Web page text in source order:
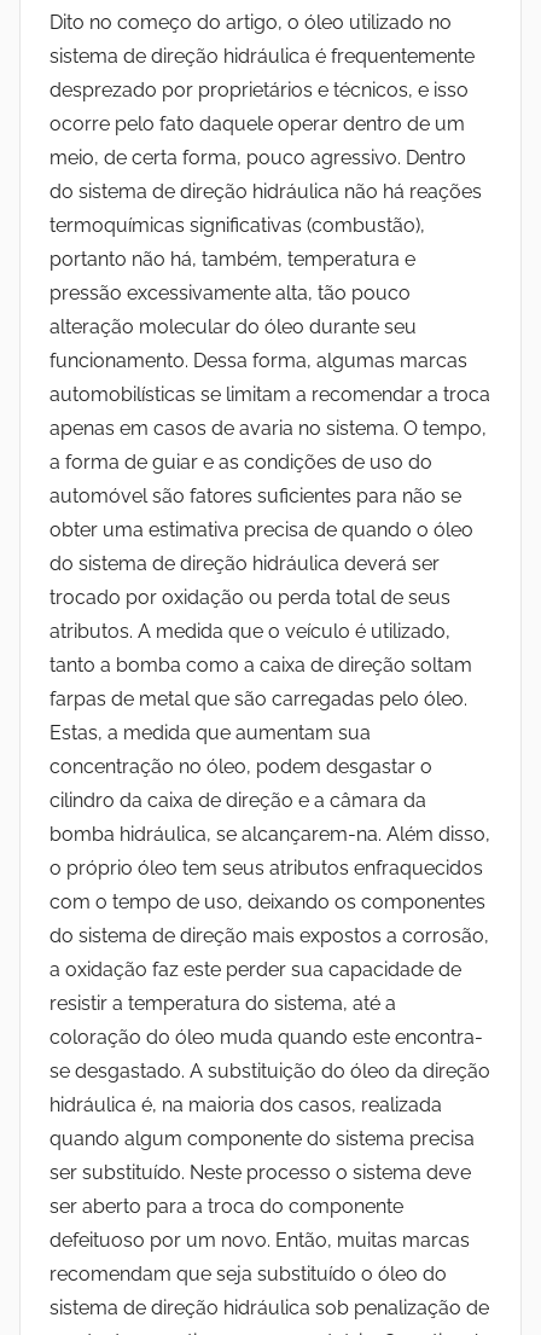
Dito no começo do artigo, o óleo utilizado no
sistema de direção hidráulica é frequentemente
desprezado por proprietários e técnicos, e isso
ocorre pelo fato daquele operar dentro de um
meio, de certa forma, pouco agressivo. Dentro
do sistema de direção hidráulica não há reações
termoquímicas significativas (combustão),
portanto não há, também, temperatura e
pressão excessivamente alta, tão pouco
alteração molecular do óleo durante seu
funcionamento. Dessa forma, algumas marcas
automobilísticas se limitam a recomendar a troca
apenas em casos de avaria no sistema. O tempo,
a forma de guiar e as condições de uso do
automóvel são fatores suficientes para não se
obter uma estimativa precisa de quando o óleo
do sistema de direção hidráulica deverá ser
trocado por oxidação ou perda total de seus
atributos. A medida que o veículo é utilizado,
tanto a bomba como a caixa de direção soltam
farpas de metal que são carregadas pelo óleo.
Estas, a medida que aumentam sua
concentração no óleo, podem desgastar o
cilindro da caixa de direção e a câmara da
bomba hidráulica, se alcançarem-na. Além disso,
o próprio óleo tem seus atributos enfraquecidos
com o tempo de uso, deixando os componentes
do sistema de direção mais expostos a corrosão,
a oxidação faz este perder sua capacidade de
resistir a temperatura do sistema, até a
coloração do óleo muda quando este encontra-
se desgastado. A substituição do óleo da direção
hidráulica é, na maioria dos casos, realizada
quando algum componente do sistema precisa
ser substituído. Neste processo o sistema deve
ser aberto para a troca do componente
defeituoso por um novo. Então, muitas marcas
recomendam que seja substituído o óleo do
sistema de direção hidráulica sob penalização de